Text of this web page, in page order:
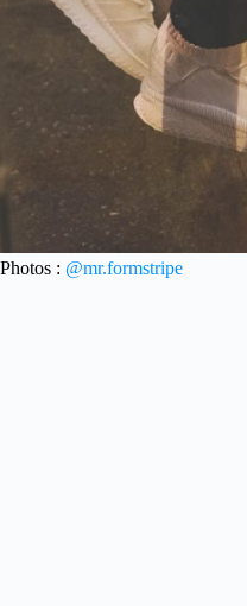
Photos : @mr.formstripe